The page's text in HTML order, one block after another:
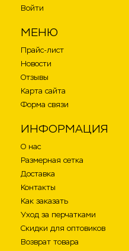
Войти
МЕНЮ
Прайс-лист
Новости
Отзывы
Карта сайта
Форма связи
ИНФОРМАЦИЯ
О нас
Размерная сетка
Доставка
Контакты
Как заказать
Уход за перчатками
Скидки для оптовиков
Возврат товара